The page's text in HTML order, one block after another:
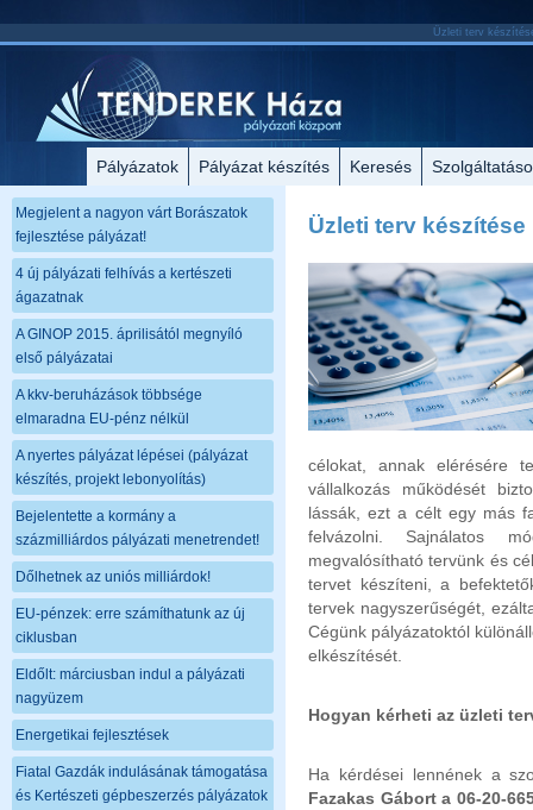
Üzleti terv
Pályázatok Pályázat készítés Keresés
Megjelent a nagyon várt Borászatok
fejlesztése pályázat!
4 új pályázati felhívás a kertészeti
ágazatnak
A GINOP 2015. áprilisától megnyíló
első pályázatai
A kkv-beruházások többsége
elmaradna EU-pénz nélkül
A nyertes pályázat lépései (pályázat
készítés, projekt lebonyolítás)
Bejelentette a kormány a
százmilliárdos pályázati menetrendet!
Dőlhetnek az uniós milliárdok!
EU-pénzek: erre számíthatunk az új
ciklusban
Eldőlt: márciusban indul a pályázati
nagyüzem
Energetikai fejlesztések
Fiatal Gazdák indulásának támogatása
és Kertészeti gépbeszerzés pályázatok
Üzleti terv készítése
célokat, annak elérésére
vállalkozás működését
lássák, ezt a célt egy más
felvázolni. Sajnálatos
megvalósítható tervünk és
tervet készíteni, a
tervek nagyszerűségét,
Cégünk pályázatoktól
elkészítését.
Hogyan kérheti az üzleti
Ha kérdései lennének a
Fazakas Gábort a 06-20-